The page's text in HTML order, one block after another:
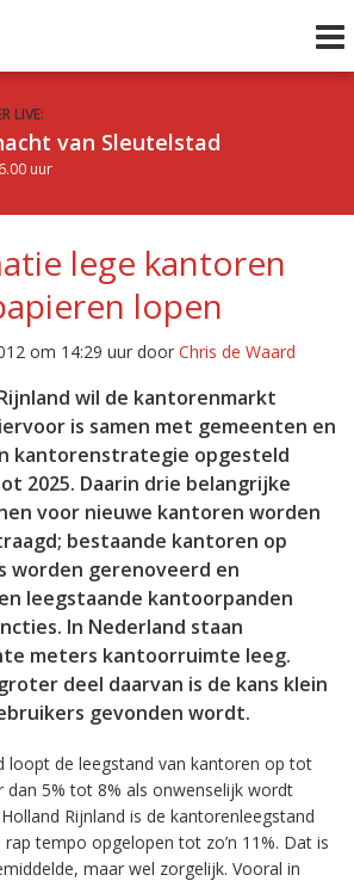
LIVE:
van Sleutelstad
uur
Sleutelstad
uur 1 van 0
lege kantoren
lopen
om 14:29 uur door Chris de Waard
wil de kantorenmarkt
is samen met gemeenten en
kantorenstrategie opgesteld
2025. Daarin drie belangrijke
voor nieuwe kantoren worden
bestaande kantoren op
worden gerenoveerd en
leegstaande kantoorpanden
In Nederland staan
meters kantoorruimte leeg.
deel daarvan is de kans klein
gevonden wordt.
loopt de leegstand van kantoren op tot
dan 5% tot 8% als onwenselijk wordt
Rijnland is de kantorenleegstand
tempo opgelopen tot zo’n 11%. Dat is
maar wel zorgelijk. Vooral in